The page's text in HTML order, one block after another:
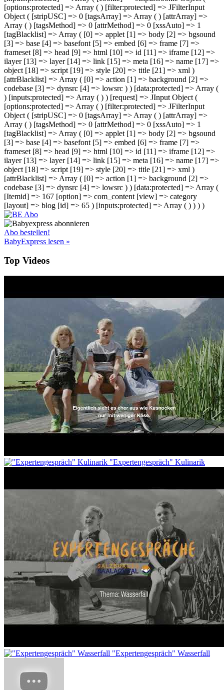
[options:protected] => Array ( ) [filter:protected] => JFilterInput
Object ( [stripUSC] => 0 [tagsArray] => Array ( ) [attrArray] =>
Array ( ) [tagsMethod] => 0 [attrMethod] => 0 [xssAuto] => 1
[tagBlacklist] => Array ( [0] => applet [1] => body [2] => bgsound
[3] => base [4] => basefont [5] => embed [6] => frame [7] =>
frameset [8] => head [9] => html [10] => id [11] => iframe [12] =>
ilayer [13] => layer [14] => link [15] => meta [16] => name [17] =>
object [18] => script [19] => style [20] => title [21] => xml )
[attrBlacklist] => Array ( [0] => action [1] => background [2] =>
codebase [3] => dynsrc [4] => lowsrc ) ) [data:protected] => Array (
) [inputs:protected] => Array ( ) ) [request] => JInput Object (
[options:protected] => Array ( ) [filter:protected] => JFilterInput
Object ( [stripUSC] => 0 [tagsArray] => Array ( ) [attrArray] =>
Array ( ) [tagsMethod] => 0 [attrMethod] => 0 [xssAuto] => 1
[tagBlacklist] => Array ( [0] => applet [1] => body [2] => bgsound
[3] => base [4] => basefont [5] => embed [6] => frame [7] =>
frameset [8] => head [9] => html [10] => id [11] => iframe [12] =>
ilayer [13] => layer [14] => link [15] => meta [16] => name [17] =>
object [18] => script [19] => style [20] => title [21] => xml )
[attrBlacklist] => Array ( [0] => action [1] => background [2] =>
codebase [3] => dynsrc [4] => lowsrc ) ) [data:protected] => Array (
[Itemid] => 167 [option] => com_content [view] => category
[layout] => blog [id] => 65 ) [inputs:protected] => Array ( ) ) ) )
Abo bestellen!
BabyExpress lesen »
Top Videos
"Expertengespräch" Kulinarik
"Expertengespräch" Wasserfall